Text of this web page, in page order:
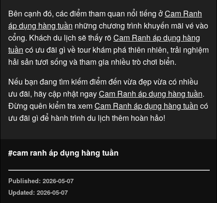
Bên cạnh đó, các điểm tham quan nổi tiếng ởCam Ranh
áp dụng hàng tuần những chương trình khuyến mãi vé vào
cổng. Khách du lịch sẽ thấy rõCam Ranh áp dụng hàng
tuần có ưu đãi gì về tour khám phá thiên nhiên, trải nghiệm
hải sản tươi sống và tham gia nhiều trò chơi biển.
Nếu bạn đang tìm kiếm điểm đến vừa đẹp vừa có nhiều
ưu đãi, hãy cập nhật ngayCam Ranh áp dụng hàng tuần.
Đừng quên kiểm tra xemCam Ranh áp dụng hàng tuần có
ưu đãi gì để hành trình du lịch thêm hoàn hảo!
#cam ranh áp dụng hàng tuần
Published: 2026-05-07
Updated: 2026-05-07